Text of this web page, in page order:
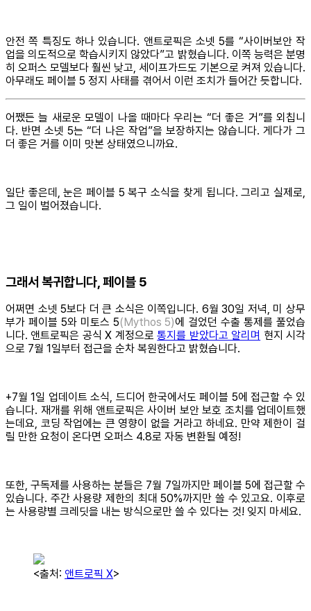
안전 쪽 특징도 하나 있습니다. 앤트로픽은 소넷 5를 “사이버보안 작
업을 의도적으로 학습시키지 않았다”고 밝혔습니다. 이쪽 능력은 분명
히 오퍼스 모델보다 훨씬 낮고, 세이프가드도 기본으로 켜져 있습니다.
아무래도 페이블 5 정지 사태를 겪어서 이런 조치가 들어간 듯합니다.
어쨌든 늘 새로운 모델이 나올 때마다 우리는 “더 좋은 거”를 외칩니
다. 반면 소넷 5는 “더 나은 작업”을 보장하지는 않습니다. 게다가 그
더 좋은 거를 이미 맛본 상태였으니까요.
일단 좋은데, 눈은 페이블 5 복구 소식을 찾게 됩니다. 그리고 실제로,
그 일이 벌어졌습니다.
그래서 복귀합니다, 페이블 5
어쩌면 소넷 5보다 더 큰 소식은 이쪽입니다. 6월 30일 저녁, 미 상무
부가 페이블 5와 미토스 5(Mythos 5)에 걸었던 수출 통제를 풀었습
니다. 앤트로픽은 공식 X 계정으로통지를 받았다고 알리며 현지 시각
으로 7월 1일부터 접근을 순차 복원한다고 밝혔습니다.
+7월 1일 업데이트 소식, 드디어 한국에서도 페이블 5에 접근할 수 있
습니다. 재개를 위해 앤트로픽은 사이버 보안 보호 조치를 업데이트했
는데요, 코딩 작업에는 큰 영향이 없을 거라고 하네요. 만약 제한이 걸
릴 만한 요청이 온다면 오퍼스 4.8로 자동 변환될 예정!
또한, 구독제를 사용하는 분들은 7월 7일까지만 페이블 5에 접근할 수
있습니다. 주간 사용량 제한의 최대 50%까지만 쓸 수 있고요. 이후로
는 사용량별 크레딧을 내는 방식으로만 쓸 수 있다는 것! 잊지 마세요.
<출처: 앤트로픽 X>